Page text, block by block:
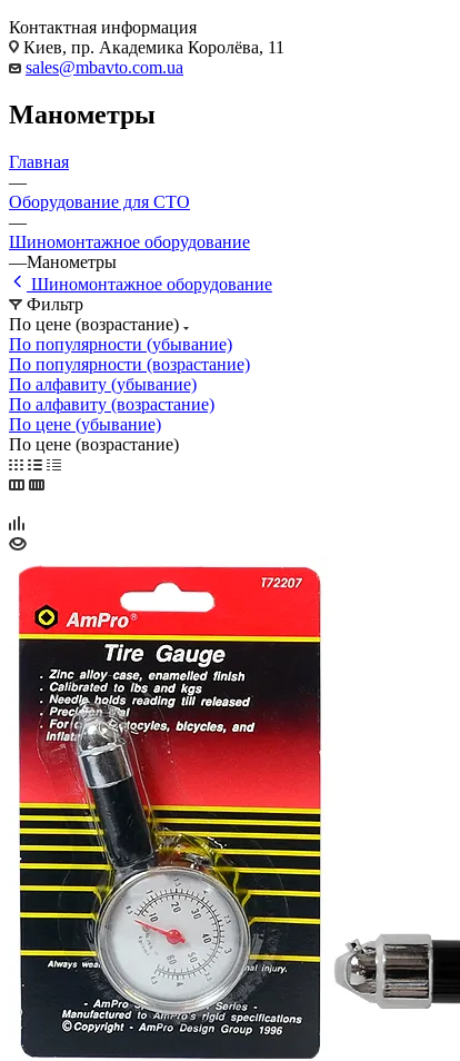
Контактная информация
Киев, пр. Академика Королёва, 11
sales@mbavto.com.ua
Манометры
Главная
—
Оборудование для СТО
—
Шиномонтажное оборудование
—Манометры
Шиномонтажное оборудование
Фильтр
По цене (возрастание)
По популярности (убывание)
По популярности (возрастание)
По алфавиту (убывание)
По алфавиту (возрастание)
По цене (убывание)
По цене (возрастание)